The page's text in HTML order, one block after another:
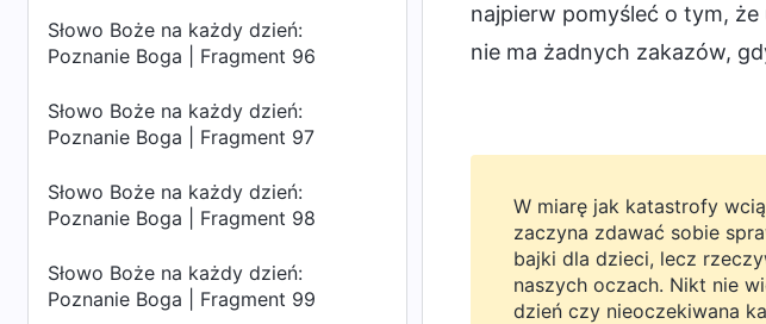
Słowo Boże na każdy dzień:
Poznanie Boga | Fragment 96
Słowo Boże na każdy dzień:
Poznanie Boga | Fragment 97
Słowo Boże na każdy dzień:
Poznanie Boga | Fragment 98
Słowo Boże na każdy dzień:
Poznanie Boga | Fragment 99
najpierw pomyśleć o tym, że
nie ma żadnych zakazów,
W miarę jak katastrofy
zaczyna zdawać sobie
bajki dla dzieci, lecz
naszych oczach. Nikt nie
dzień czy nieoczekiwana